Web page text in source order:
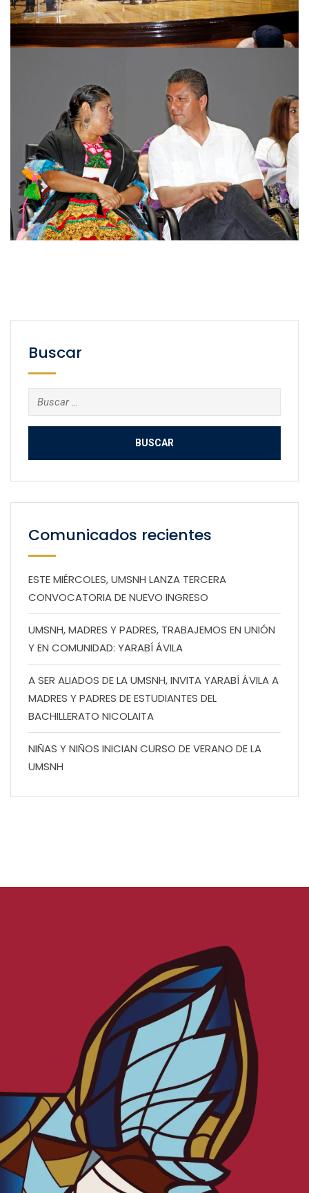
Buscar
Buscar:
Comunicados recientes
ESTE MIÉRCOLES, UMSNH LANZA TERCERA
CONVOCATORIA DE NUEVO INGRESO
UMSNH, MADRES Y PADRES, TRABAJEMOS EN UNIÓN
Y EN COMUNIDAD: YARABÍ ÁVILA
A SER ALIADOS DE LA UMSNH, INVITA YARABÍ ÁVILA A
MADRES Y PADRES DE ESTUDIANTES DEL
BACHILLERATO NICOLAITA
NIÑAS Y NIÑOS INICIAN CURSO DE VERANO DE LA
UMSNH